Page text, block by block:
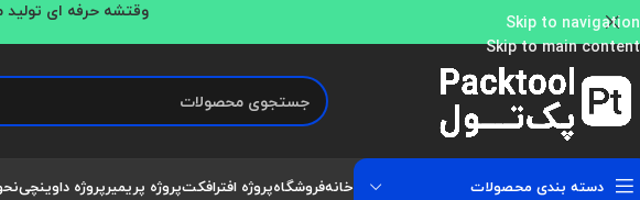
Skip to navigation
Skip to main content
وقتشه حرفه ای
دسته بندی محصولات خانهفروشگاهپروژه افترافکتپروژه پریمیرپروژه داوینچی